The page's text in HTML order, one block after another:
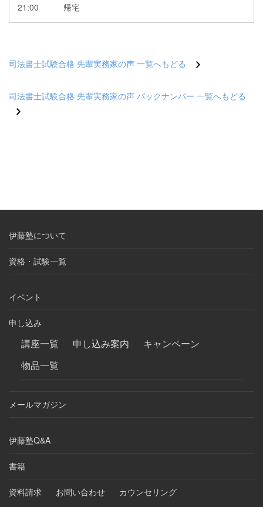
21:00 帰宅
司法書士試験合格 先輩実務家の声 一覧へもどる
司法書士試験合格 先輩実務家の声 バックナンバー 一覧へもどる
伊藤塾について
資格・試験一覧
イベント
申し込み
講座一覧 申し込み案内
キャンペーン
物品一覧
メールマガジン
伊藤塾Q&A
書籍
資料請求 お問い合わせ
カウンセリング